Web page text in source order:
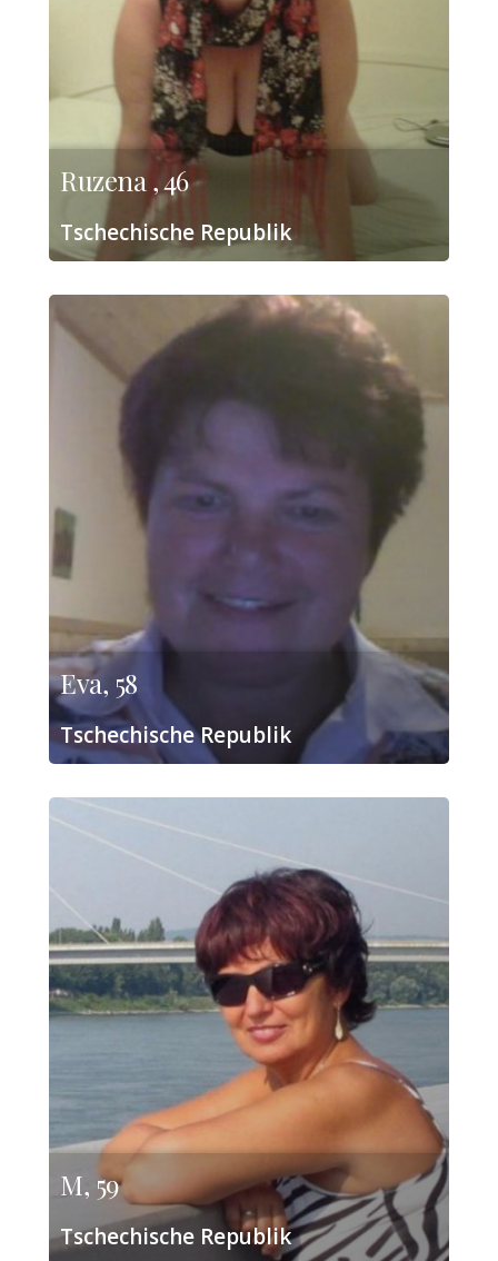
Ruzena , 46
Tschechische Republik
Eva, 58
Tschechische Republik
M, 59
Tschechische Republik